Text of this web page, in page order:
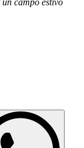
campo estivo